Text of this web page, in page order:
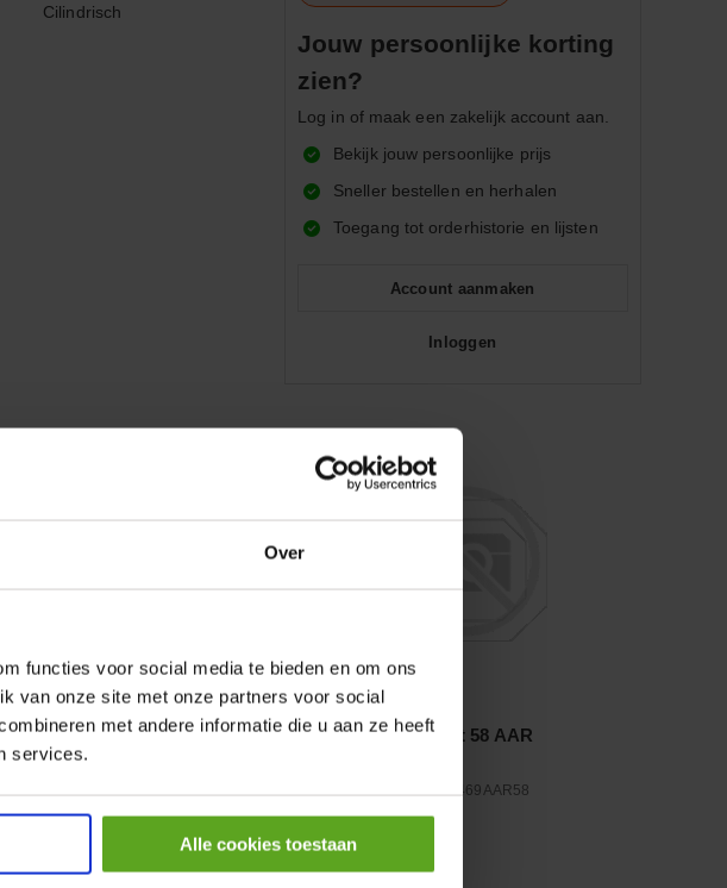
Over
functies voor social media te bieden en om ons
van onze site met onze partners voor social
met andere informatie die u aan ze heeft
services.
Alle cookies toestaan
Cilindrisch
Jouw persoonlijke korting
zien?
Log in of maak een zakelijk account aan.
Bekijk jouw persoonlijke prijs
Sneller bestellen en herhalen
Toegang tot orderhistorie en lijsten
Account aanmaken
Inloggen
Grammer
Vergelijken
Vest 5-Safety maat 58 AAR
50285469AAR58
Merknaam:HaVeP